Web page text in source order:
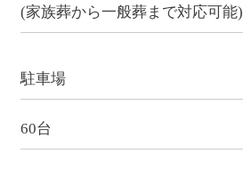
(家族葬から一般葬まで対応可能)
駐車場
60台